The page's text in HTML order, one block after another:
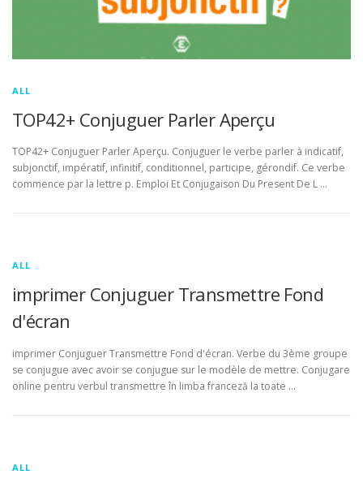
ALL
TOP42+ Conjuguer Parler Aperçu
TOP42+ Conjuguer Parler Aperçu. Conjuguer le verbe parler à indicatif,
subjonctif, impératif, infinitif, conditionnel, participe, gérondif. Ce verbe
commence par la lettre p. Emploi Et Conjugaison Du Present De L …
ALL
imprimer Conjuguer Transmettre Fond
d'écran
imprimer Conjuguer Transmettre Fond d'écran. Verbe du 3ème groupe
se conjugue avec avoir se conjugue sur le modèle de mettre. Conjugare
online pentru verbul transmettre în limba franceză la toate …
ALL